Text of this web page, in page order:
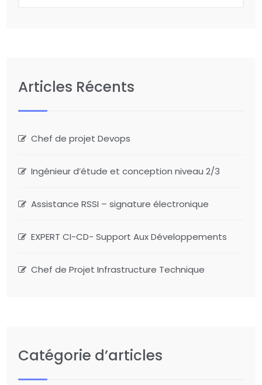
Articles Récents
Chef de projet Devops
Ingénieur d’étude et conception niveau 2/3
Assistance RSSI – signature électronique
EXPERT CI-CD- Support Aux Développements
Chef de Projet Infrastructure Technique
Catégorie d’articles